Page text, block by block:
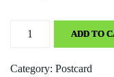
Buschla
ADD TO
Category: Postcard